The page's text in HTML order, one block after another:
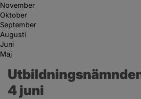
November
Oktober
September
Augusti
Juni
Maj
4 juni